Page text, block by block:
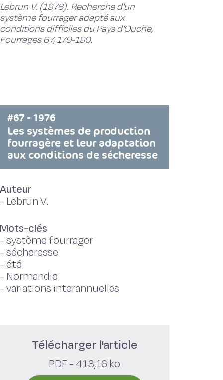
Lebrun V. (1976). Recherche d'un
système fourrager adapté aux
conditions difficiles du Pays d'Ouche,
Fourrages 67, 179-190.
#67 - 1976
Les systèmes de production
fourragère et leur adaptation
aux conditions de sécheresse
Auteur
- Lebrun V.
Mots-clés
-système fourrager
-sécheresse
-été
- Normandie
-variations interannuelles
Télécharger l'article
PDF - 413,16 ko